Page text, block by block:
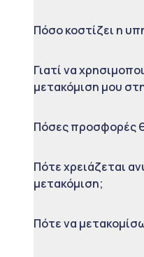
Πόσο κοστίζει η
Γιατί να
μετακόμιση μου
Πόσες προσφορές
Πότε χρειάζεται
μετακόμιση;
Πότε να